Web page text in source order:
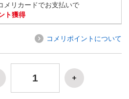
メリカードでお支払いで
ト獲得
コメリポイントについて